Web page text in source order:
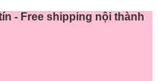
- Free shipping nội thành